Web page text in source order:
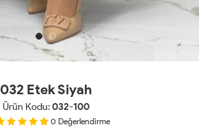
032 Etek Siyah
Ürün Kodu:032-100
0 Değerlendirme